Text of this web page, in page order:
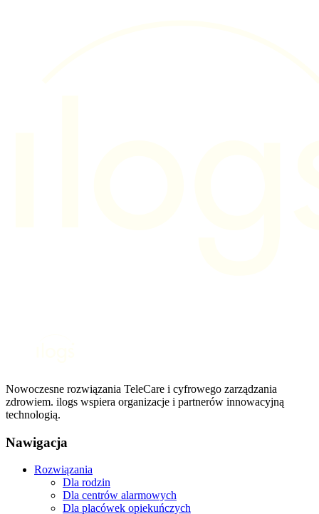
Nowoczesne rozwiązania TeleCare i cyfrowego zarządzania
zdrowiem. ilogs wspiera organizacje i partnerów innowacyjną
technologią.
Nawigacja
Rozwiązania
Dla rodzin
Dla centrów alarmowych
Dla placówek opiekuńczych